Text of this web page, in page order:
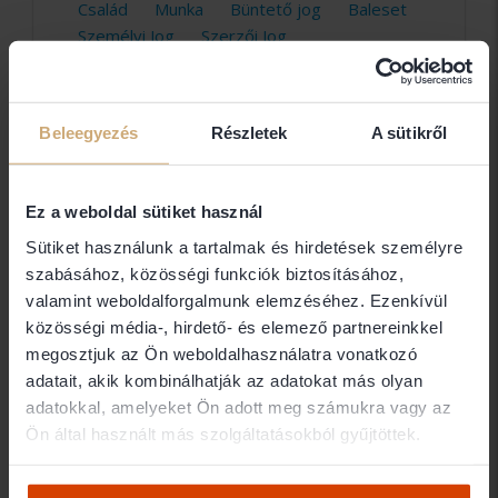
Beleegyezés Részletek A sütikről
Ez a weboldal sütiket használ
Sütiket használunk a tartalmak és hirdetések személyre
szabásához, közösségi funkciók biztosításához,
valamint weboldalforgalmunk elemzéséhez. Ezenkívül
közösségi média-, hirdető- és elemező partnereinkkel
megosztjuk az Ön weboldalhasználatra vonatkozó
adatait, akik kombinálhatják az adatokat más olyan
adatokkal, amelyeket Ön adott meg számukra vagy az
Ön által használt más szolgáltatásokból gyűjtöttek.
Család Munka Büntető jog
Baleset
Személyi Jog
Szerzői Jog
232 ügyvéd
Dr. Bartus Attila
1077 Budapest
Dr. Bázsa Gergely Tamás
BÁZSA Ügyvédi Iroda
1075 Budapest